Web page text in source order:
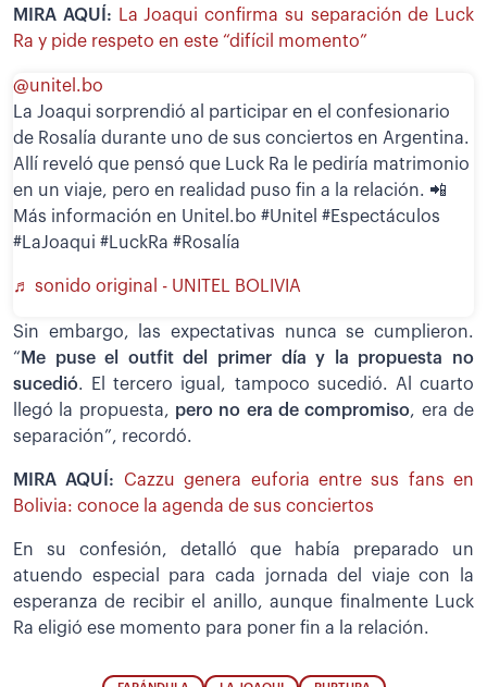
MIRA AQUÍ: La Joaqui confirma su separación de Luck
Ra y pide respeto en este “difícil momento”
@unitel.bo
La Joaqui sorprendió al participar en el confesionario
de Rosalía durante uno de sus conciertos en Argentina.
Allí reveló que pensó que Luck Ra le pediría matrimonio
en un viaje, pero en realidad puso fin a la relación. 📲
Más información en Unitel.bo #Unitel #Espectáculos
#LaJoaqui #LuckRa #Rosalía
♬ sonido original - UNITEL BOLIVIA
Sin embargo, las expectativas nunca se cumplieron.
“ Me puse el outfit del primer día y la propuesta no
sucedió. El tercero igual, tampoco sucedió. Al cuarto
llegó la propuesta, pero no era de compromiso, era de
separación”, recordó.
MIRA AQUÍ: Cazzu genera euforia entre sus fans en
Bolivia: conoce la agenda de sus conciertos
En su confesión, detalló que había preparado un
atuendo especial para cada jornada del viaje con la
esperanza de recibir el anillo, aunque finalmente Luck
Ra eligió ese momento para poner fin a la relación.